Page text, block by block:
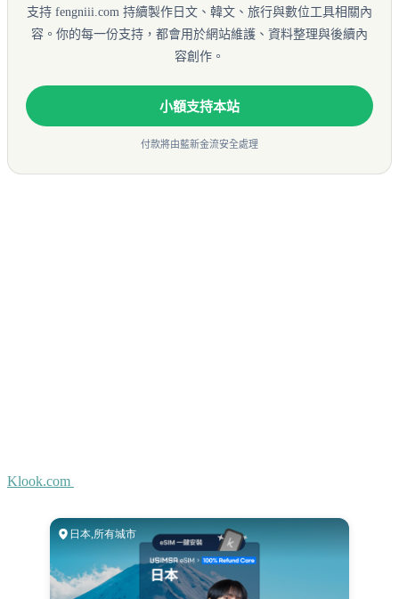
支持 fengniii.com 持續製作日文、韓文、旅行與數位工具相關內
容。你的每一份支持，都會用於網站維護、資料整理與後續內
容創作。
小額支持本站
付款將由藍新金流安全處理
Klook.com